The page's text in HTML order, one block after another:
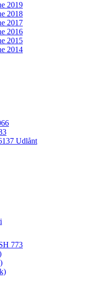
2019
2018
2017
2016
2015
2014
Udlånt
773